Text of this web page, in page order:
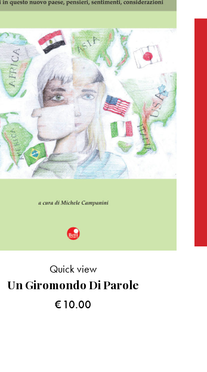
Un Giromondo Di Parole
€10.00
Quick view